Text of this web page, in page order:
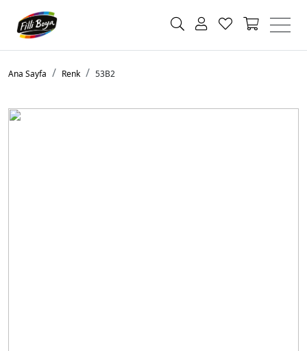
Ana Sayfa Renk 53B2